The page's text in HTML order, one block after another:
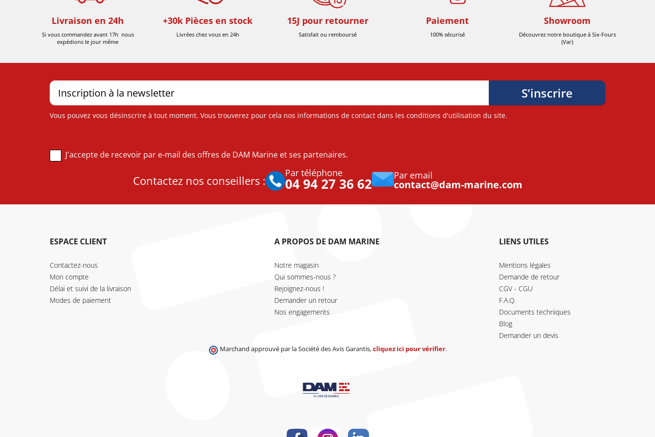
Livraison en 24h
Si vous commandez avant 17h nous
expédions le jour même
+30k Pièces en stock
Livrées chez vous en 24h
15J pour retourner
Satisfait ou remboursé
Paiement
100% sécurisé
Showroom
Découvrez notre boutique à Six-Fours
(Var)
Vous pouvez vous désinscrire à tout moment. Vous trouverez pour cela nos informations de contact dans les conditions d'utilisation du site.
J'accepte de recevoir par e-mail des offres de DAM Marine et ses partenaires.
Contactez nos conseillers :
Par téléphone
04 94 27 36 62 Par email
contact@dam-marine.com
ESPACE CLIENT
Contactez-nous
Mon compte
Délai et suivi de la livraison
Modes de paiement
A PROPOS DE DAM MARINE
Notre magasin
Qui sommes-nous ?
Rejoignez-nous !
Demander un retour
Nos engagements
LIENS UTILES
Mentions légales
Demande de retour
CGV - CGU
F.A.Q.
Documents techniques
Blog
Demander un devis
Marchand approuvé par la Société des Avis Garantis,cliquez ici pour vérifier.